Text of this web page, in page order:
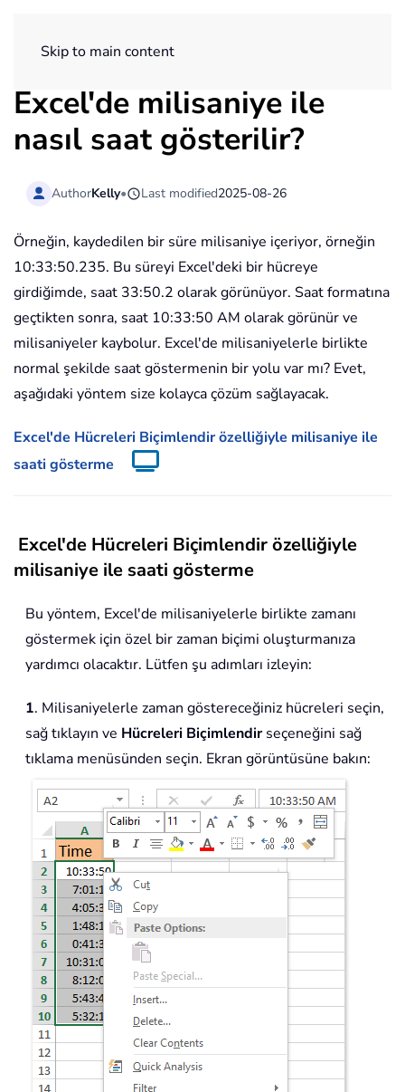
Skip to main content
Excel'de milisaniye ile
nasıl saat gösterilir?
AuthorKelly• Last modified2025-08-26
Örneğin, kaydedilen bir süre milisaniye içeriyor, örneğin
10:33:50.235. Bu süreyi Excel'deki bir hücreye
girdiğimde, saat 33:50.2 olarak görünüyor. Saat formatına
geçtikten sonra, saat 10:33:50 AM olarak görünür ve
milisaniyeler kaybolur. Excel'de milisaniyelerle birlikte
normal şekilde saat göstermenin bir yolu var mı? Evet,
aşağıdaki yöntem size kolayca çözüm sağlayacak.
Excel'de Hücreleri Biçimlendir özelliğiyle milisaniye ile
saati gösterme
Excel'de Hücreleri Biçimlendir özelliğiyle
milisaniye ile saati gösterme
Bu yöntem, Excel'de milisaniyelerle birlikte zamanı
göstermek için özel bir zaman biçimi oluşturmanıza
yardımcı olacaktır. Lütfen şu adımları izleyin:
1. Milisaniyelerle zaman göstereceğiniz hücreleri seçin,
sağ tıklayın ve Hücreleri Biçimlendirseçeneğini sağ
tıklama menüsünden seçin. Ekran görüntüsüne bakın: